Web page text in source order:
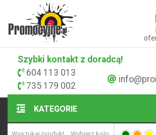
Szybki kontakt z doradcą!
604 113 013
735 179 002
KATEGORIE